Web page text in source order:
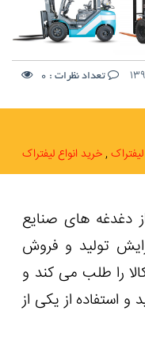
تعداد نظرات : 0
خرید انواع لیفتراک
دغدغه های صنایع
تولید و فروش
را طلب می کند و
استفاده از یکی از